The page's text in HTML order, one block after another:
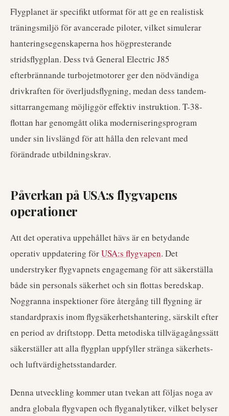
Flygplanet är specifikt utformat för att ge en realistisk
träningsmiljö för avancerade piloter, vilket simulerar
hanteringsegenskaperna hos högpresterande
stridsflygplan. Dess två General Electric J85
efterbrännande turbojetmotorer ger den nödvändiga
drivkraften för överljudsflygning, medan dess tandem-
sittarrangemang möjliggör effektiv instruktion. T-38-
flottan har genomgått olika moderniseringsprogram
under sin livslängd för att hålla den relevant med
förändrade utbildningskrav.
Påverkan på USA:s flygvapens
operationer
Att det operativa uppehållet hävs är en betydande
operativ uppdatering förUSA:s flygvapen. Det
understryker flygvapnets engagemang för att säkerställa
både sin personals säkerhet och sin flottas beredskap.
Noggranna inspektioner före återgång till flygning är
standardpraxis inom flygsäkerhetshantering, särskilt efter
en period av driftstopp. Detta metodiska tillvägagångssätt
säkerställer att alla flygplan uppfyller stränga säkerhets-
och luftvärdighetsstandarder.
Denna utveckling kommer utan tvekan att följas noga av
andra globala flygvapen och flyganalytiker, vilket belyser